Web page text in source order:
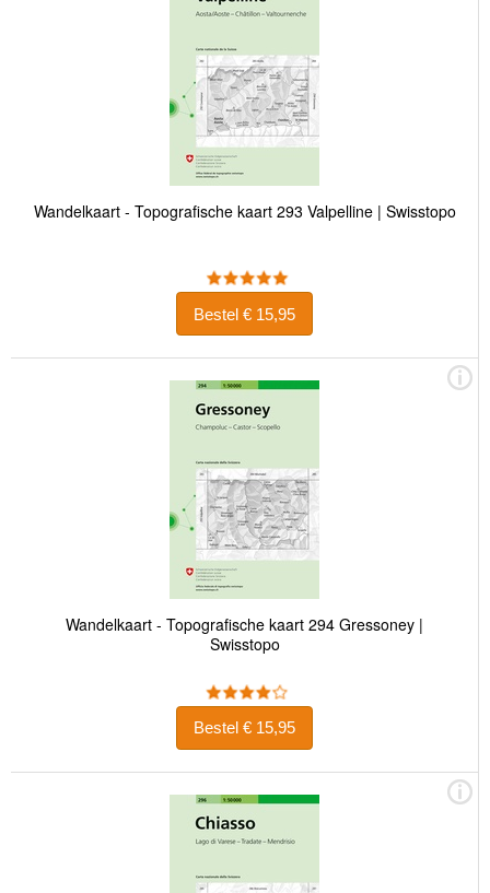
Wandelkaart - Topografische kaart 293 Valpelline | Swisstopo
Bestel € 15,95
Wandelkaart - Topografische kaart 294 Gressoney |
Swisstopo
Bestel € 15,95